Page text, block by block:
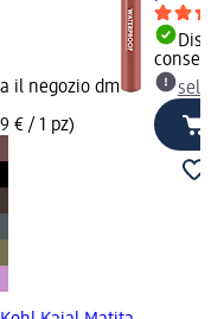
il negozio dm
€ / 1 pz)